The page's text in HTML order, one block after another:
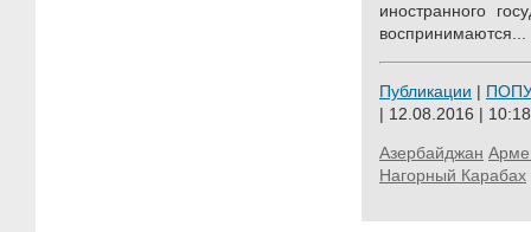
иностранного
воспринимаются...
Публикации |
| 12.08.2016 | 10:18
Азербайджан
Нагорный Карабах